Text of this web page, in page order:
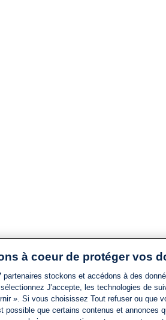
à coeur de protéger vos
partenaires stockons et accédons à des
J'accepte, les technologies de
». Si vous choisissez Tout refuser ou
possible que certains contenus et annonces